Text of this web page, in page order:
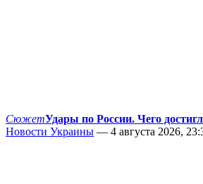
СюжетУдары по России. Чего
Новости Украины — 4 августа 2026,